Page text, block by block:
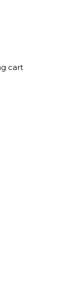
cart